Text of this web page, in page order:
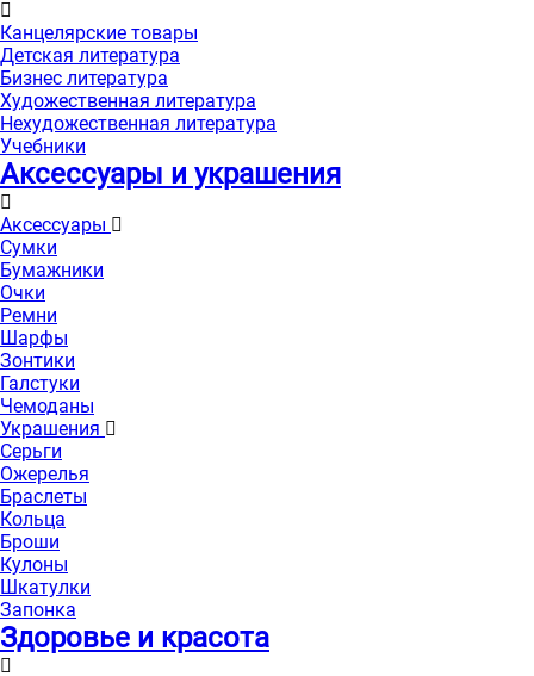
Канцелярские товары
Детская литература
Бизнес литература
Художественная литература
Нехудожественная литература
Учебники
Аксессуары и украшения
Аксессуары
Сумки
Бумажники
Очки
Ремни
Шарфы
Зонтики
Галстуки
Чемоданы
Украшения
Серьги
Ожерелья
Браслеты
Кольца
Броши
Кулоны
Шкатулки
Запонка
Здоровье и красота